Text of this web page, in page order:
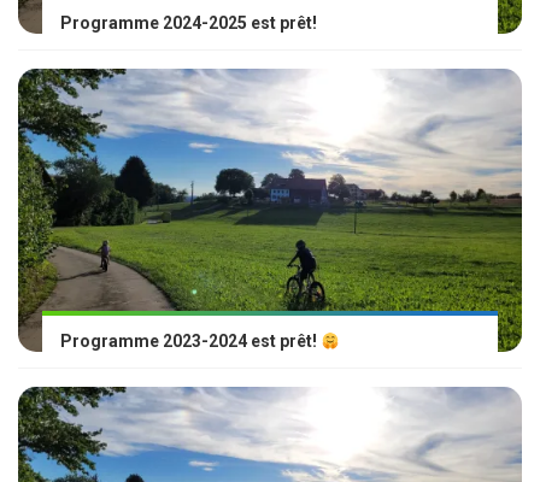
Programme 2024-2025 est prêt!
Programme 2023-2024 est prêt!